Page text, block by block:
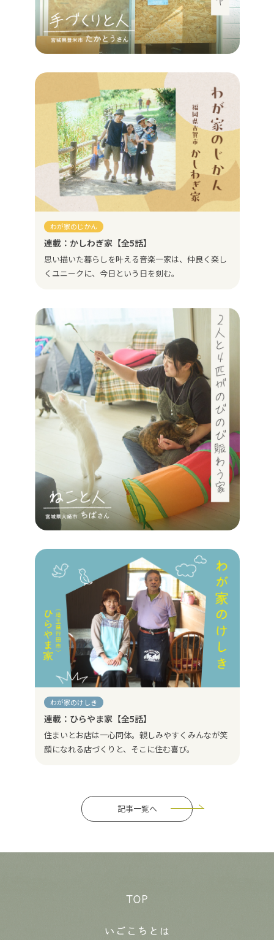
わが家のじかん
連載：かしわぎ家【全5話】
思い描いた暮らしを叶える音楽一家は、仲良く楽し
くユニークに、今日という日を刻む。
わが家のけしき
連載：ひらやま家【全5話】
住まいとお店は一心同体。親しみやすくみんなが笑
顔になれる店づくりと、そこに住む喜び。
記事一覧へ
TOP
いごこちとは